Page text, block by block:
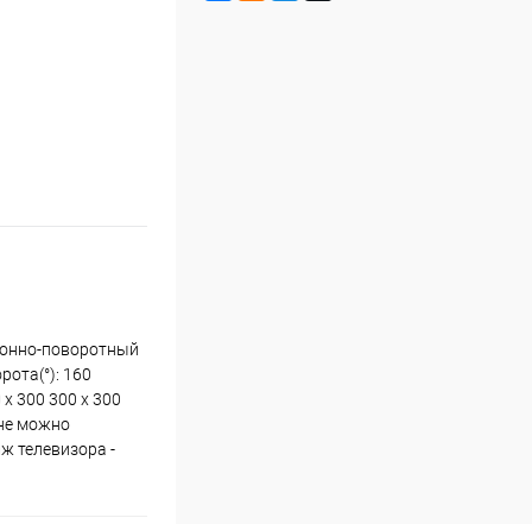
поворотный
160
300 300 x 300
можно
телевизора -